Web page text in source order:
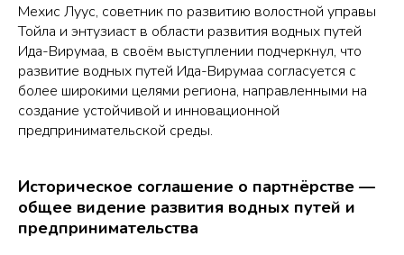
Мехис Луус, советник по развитию волостной управы
Тойла и энтузиаст в области развития водных путей
Ида-Вирумаа, в своём выступлении подчеркнул, что
развитие водных путей Ида-Вирумаа согласуется с
более широкими целями региона, направленными на
создание устойчивой и инновационной
предпринимательской среды.
Историческое соглашение о партнёрстве —
общее видение развития водных путей и
предпринимательства